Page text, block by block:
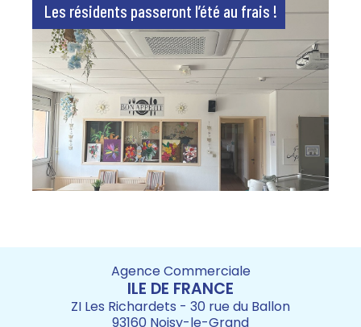
Les résidents passeront l’été au frais !
Agence Commerciale
ILE DE FRANCE
ZI Les Richardets - 30 rue du Ballon
93160 Noisy-le-Grand